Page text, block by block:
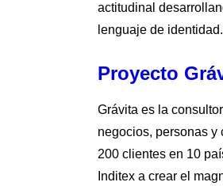
actitudinal
lenguaje de identidad.
Proyecto
Grávita es la
negocios, personas
200 clientes en 10
Inditex a crear el